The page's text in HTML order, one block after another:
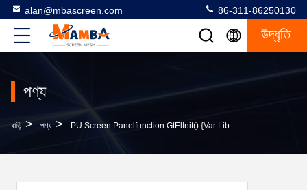
alan@mbascreen.com 86-311-86250130
উদ্ধৃতি
পণ্য
বাড়ি > পণ্য > PU Screen Panelfunction GtElInit() {var Lib = New Google.translate.TranslateService();lib.translateP